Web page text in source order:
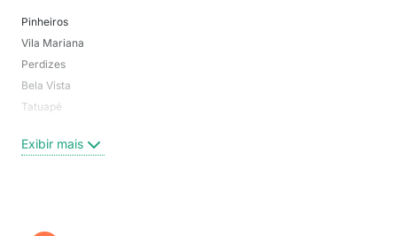
Pinheiros
Vila Mariana
Perdizes
Bela Vista
Tatuapé
Centro
Exibir mais